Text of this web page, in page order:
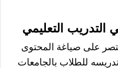
التدريب التعليمي
على صياغة المحتوى
للطلاب بالجامعات